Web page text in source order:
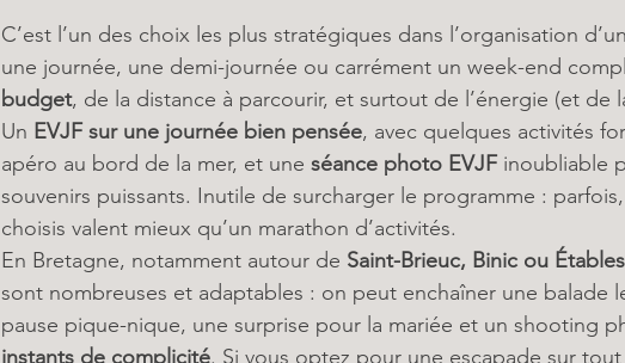
C’est l’un des choix les plus stratégiques dans l’organisation
une journée, une demi-journée ou carrément un week-end
budget, de la distance à parcourir, et surtout de l’énergie (et de
Un EVJF sur une journée bien pensée, avec quelques activités
apéro au bord de la mer, et une séance photo EVJF inoubliable
souvenirs puissants. Inutile de surcharger le programme :
choisis valent mieux qu’un marathon d’activités.
En Bretagne, notamment autour de Saint-Brieuc, Binic ou
sont nombreuses et adaptables : on peut enchaîner une balade
pause pique-nique, une surprise pour la mariée et un shooting
instants de complicité. Si vous optez pour une escapade sur